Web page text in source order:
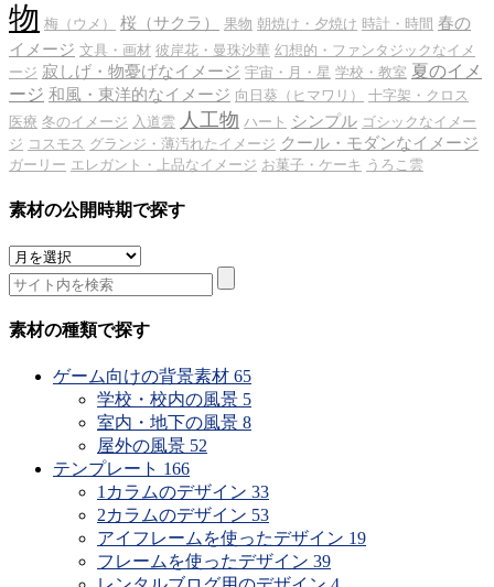
物 梅（ウメ） 桜（サクラ） 果物 朝焼け・夕焼け 時計・時間 春の
イメージ 文具・画材 彼岸花・曼珠沙華 幻想的・ファンタジックなイメ
ージ 寂しげ・物憂げなイメージ 宇宙・月・星 学校・教室 夏のイメ
ージ 和風・東洋的なイメージ 向日葵（ヒマワリ）
十字架・クロス
医療 冬のイメージ 入道雲 人工物 ハート シンプル ゴシックなイメー
ジ コスモス グランジ・薄汚れたイメージ クール・モダンなイメージ
ガーリー エレガント・上品なイメージ お菓子・ケーキ うろこ雲
素材の公開時期で探す
素
材
の
公
素材の種類で探す
ゲーム向けの背景素材 65
学校・校内の風景 5
室内・地下の風景 8
屋外の風景 52
テンプレート 166
1カラムのデザイン 33
2カラムのデザイン 53
アイフレームを使ったデザイン 19
フレームを使ったデザイン 39